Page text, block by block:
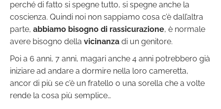
perché di fatto si spegne tutto, si spegne anche la
coscienza. Quindi noi non sappiamo cosa c’è dall’altra
parte, abbiamo bisogno di rassicurazione, è normale
avere bisogno della vicinanza di un genitore.
Poi a 6 anni, 7 anni, magari anche 4 anni potrebbero già
iniziare ad andare a dormire nella loro cameretta,
ancor di più se c’è un fratello o una sorella che a volte
rende la cosa più semplice…